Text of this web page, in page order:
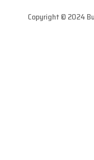
Copyright © 2024